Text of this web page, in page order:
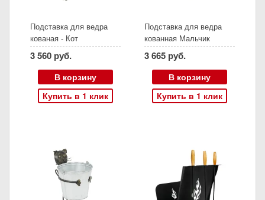
Подставка для ведра
кованая - Кот
3 560 руб.
В корзину
Купить в 1 клик
Подставка для ведра
кованная Мальчик
3 665 руб.
В корзину
Купить в 1 клик